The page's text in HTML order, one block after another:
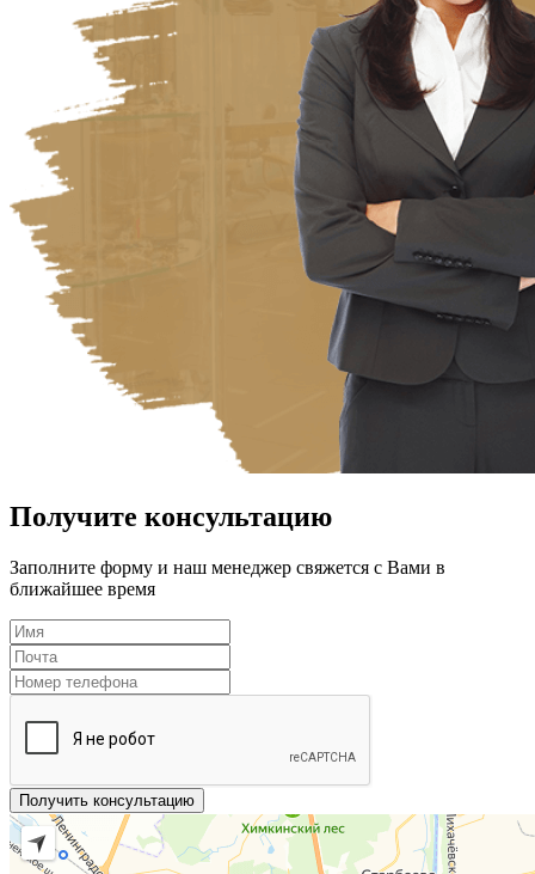
Получите консультацию
Заполните форму и наш менеджер свяжется с Вами в
ближайшее время
Получить консультацию